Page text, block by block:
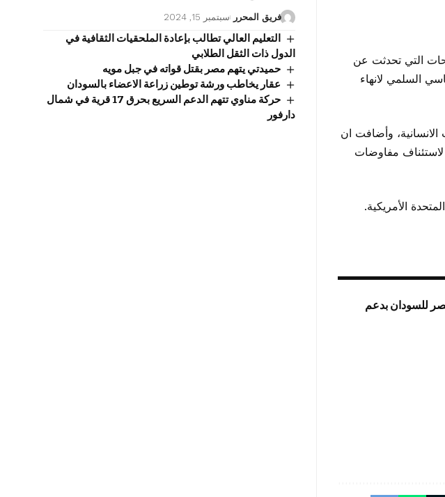
التي تحدثت عن
السلمي لانهاء
وأضافت ان
مفاوضات
الأمريكية.
للسودان بدعم
فريق المحرر سبتمبر 15, 2024
التعليم العالي تطالب بإعادة الملحقيات الثقافية في
الدول ذات الثقل الطلابي
حميدتي يتهم مصر بقتل قواته في جبل مويه
عقار يخاطب ورشة توطين زراعة الاعضاء بالسودان
حركة مناوي تتهم الدعم السريع بحرق 17 قرية في شمال
دارفور